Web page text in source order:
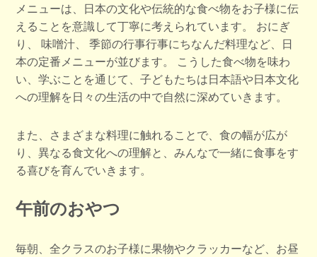
メニューは、日本の文化や伝統的な食べ物をお子様に伝
えることを意識して丁寧に考えられています。 おにぎ
り、
味噌汁、
季節の行事行事にちなんだ料理など、日
本の定番メニューが並びます。 こうした食べ物を味わ
い、学ぶことを通じて、子どもたちは日本語や日本文化
への理解を日々の生活の中で自然に深めていきます。
また、さまざまな料理に触れることで、食の幅が広が
り、異なる食文化への理解と、みんなで一緒に食事をす
る喜びを育んでいきます。​​​​​​​​​​​​​​​​
午前のおやつ
毎朝、全クラスのお子様に果物やクラッカーなど、お昼